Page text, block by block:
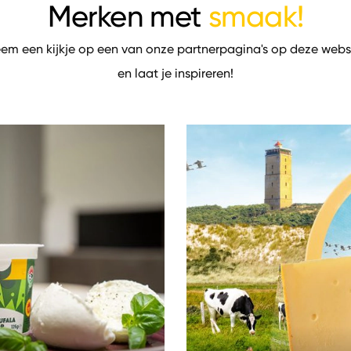
Merken met smaak!
een kijkje op een van onze partnerpagina's op deze
en laat je inspireren!